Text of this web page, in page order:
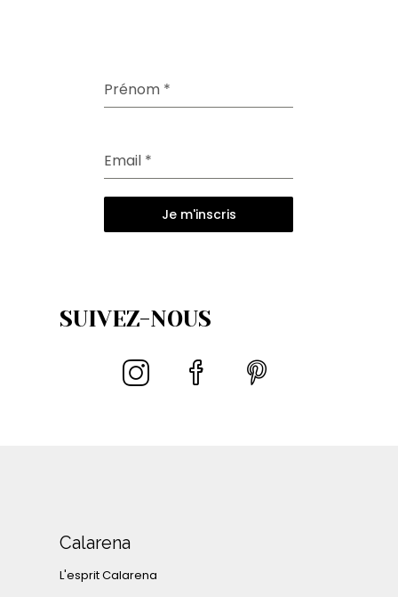
Prénom *
Email *
Je m'inscris
SUIVEZ-NOUS
Calarena
L'esprit Calarena